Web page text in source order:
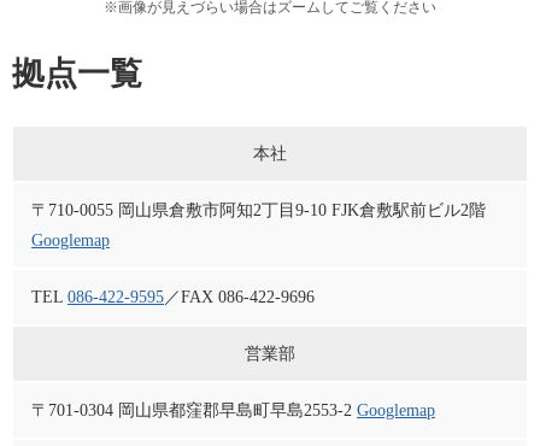
※画像が見えづらい場合はズームしてご覧ください
拠点一覧
本社
〒710-0055 岡山県倉敷市阿知2丁目9-10 FJK倉敷駅前ビル2階
Googlemap
TEL 086-422-9595／FAX 086-422-9696
営業部
〒701-0304 岡山県都窪郡早島町早島2553-2 Googlemap